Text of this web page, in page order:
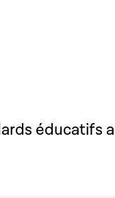
éducatifs